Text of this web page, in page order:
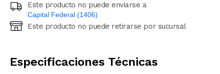
Este producto no puede enviarse a
Capital Federal (1406)
Ingresá código postal (sólo números)
Este producto no puede retirarse por sucursal
Especificaciones Técnicas